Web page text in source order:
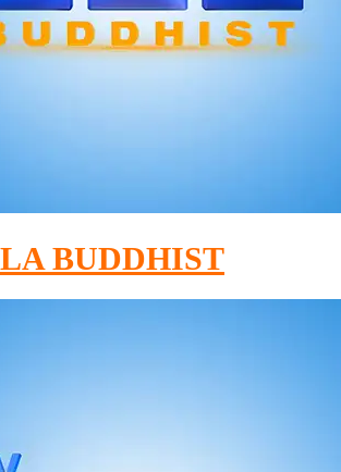
BUDDHIST​